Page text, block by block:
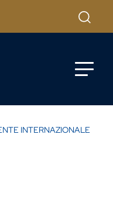
Cerca
INTERNAZIONALE